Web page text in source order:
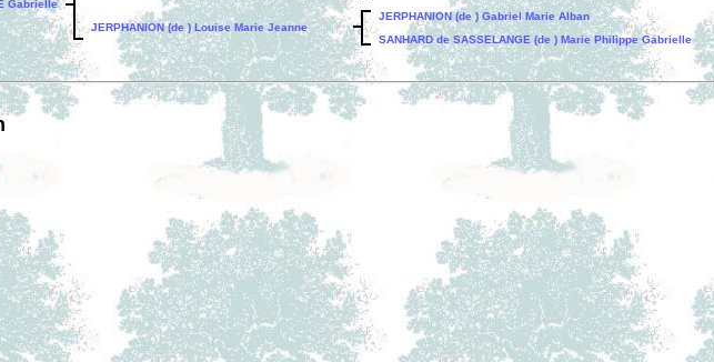
Gabrielle
JERPHANION (de ) Louise Marie Jeanne
JERPHANION (de ) Gabriel Marie Alban
SANHARD de SASSELANGE (de ) Marie Philippe Gabrielle